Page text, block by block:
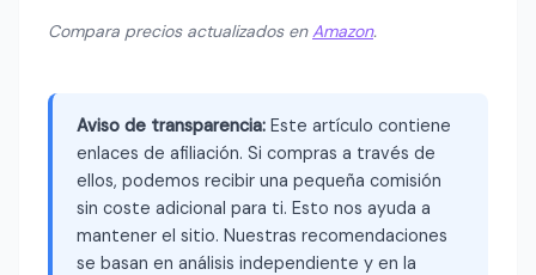
Compara precios actualizados en Amazon.
Aviso de transparencia: Este artículo contiene
enlaces de afiliación. Si compras a través de
ellos, podemos recibir una pequeña comisión
sin coste adicional para ti. Esto nos ayuda a
mantener el sitio. Nuestras recomendaciones
se basan en análisis independiente y en la